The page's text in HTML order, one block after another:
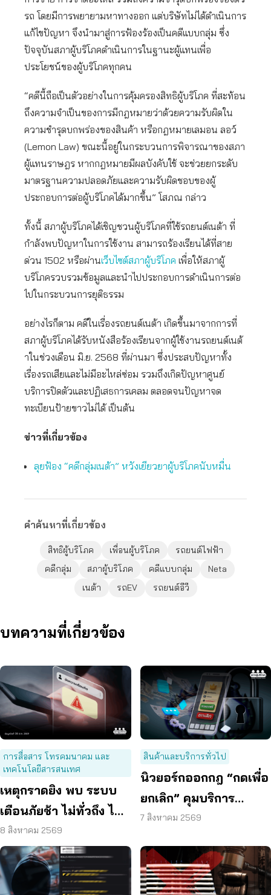
รถ โดยมีการพยายามหาทางออก แต่บริษัทไม่ได้ดำเนินการ
แก้ไขปัญหา จึงนำมาสู่การฟ้องร้องเป็นคดีแบบกลุ่ม ซึ่ง
ปัจจุบันสภาผู้บริโภคดำเนินการในฐานะผู้แทนเพื่อ
ประโยชน์ของผู้บริโภคทุกคน
“คดีนี้ถือเป็นตัวอย่างในการคุ้มครองสิทธิผู้บริโภค ที่สะท้อน
ถึงความจำเป็นของการมีกฎหมายว่าด้วยความรับผิดใน
ความชำรุดบกพร่องของสินค้า หรือกฎหมายเลมอน ลอว์
(Lemon Law) ขณะนี้อยู่ในกระบวนการพิจารณาของสภา
ผู้แทนราษฎร หากกฎหมายมีผลบังคับใช้ จะช่วยยกระดับ
มาตรฐานความปลอดภัยและความรับผิดชอบของผู้
ประกอบการต่อผู้บริโภคได้มากขึ้น” โสภณ กล่าว
ทั้งนี้ สภาผู้บริโภคได้เชิญชวนผู้บริโภคที่ใช้รถยนต์เนต้า ที่
กำลังพบปัญหาในการใช้งาน สามารถร้องเรียนได้ที่สาย
ด่วน 1502 หรือผ่านเว็บไซต์สภาผู้บริโภค เพื่อให้สภาผู้
บริโภครวบรวมข้อมูลและนำไปประกอบการดำเนินการต่อ
ไปในกระบวนการยุติธรรม
อย่างไรก็ตาม คดีในเรื่องรถยนต์เนต้า เกิดขึ้นมาจากการที่
สภาผู้บริโภคได้รับหนังสือร้องเรียนจากผู้ใช้งานรถยนต์เนต้
าในช่วงเดือน มิ.ย. 2568 ที่ผ่านมา ซึ่งประสบปัญหาทั้ง
เรื่องรถเสียและไม่มีอะไหล่ซ่อม รวมถึงเกิดปัญหาศูนย์
บริการปิดตัวและปฏิเสธการเคลม ตลอดจนปัญหาจด
ทะเบียนป้ายขาวไม่ได้ เป็นต้น
ข่าวที่เกี่ยวข้อง
ลุยฟ้อง “คดีกลุ่มเนต้า” หวังเยียวยาผู้บริโภคนับหมื่น
คำค้นหาที่เกี่ยวข้อง
สิทธิผู้บริโภค เพื่อนผู้บริโภค
รถยนต์ไฟฟ้า
คดีกลุ่ม
สภาผู้บริโภค คดีแบบกลุ่ม
Neta
เนต้า
รถEV รถยนต์อีวี
บทความที่เกี่ยวข้อง
การสื่อสาร โทรคมนาคม และ
เทคโนโลยีสารสนเทศ
เหตุกราดยิง พบ ระบบ
เตือนภัยช้า ไม่ทั่วถึง ไม่
ชัดเจน
8 สิงหาคม 2569
สินค้าและบริการทั่วไป
นิวยอร์กออกกฎ “กดเพื่อ
ยกเลิก” คุมบริการ
ออนไลน์ ต่ออายุสมาชิก
7 สิงหาคม 2569